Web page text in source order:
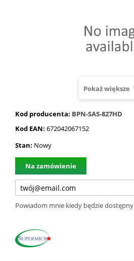
Pokaż większe
Kod producenta: BPN-SAS-827HD
Kod EAN: 672042067152
Stan: Nowy
Na zamówienie
Powiadom mnie kiedy będzie dostępny